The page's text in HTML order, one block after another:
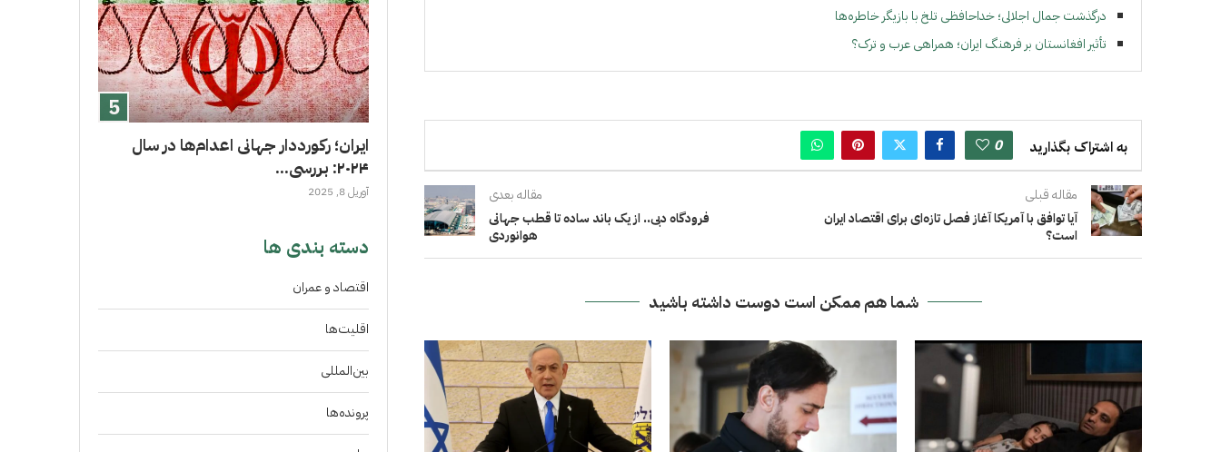
درگذشت جمال اجلالی؛ خداحافظی تلخ با بازیگر خاطره‌ها
تأثیر افغانستان بر فرهنگ ایران؛ همراهی عرب و ترک؟
به اشتراک بگذارید 0
مقاله قبلی
آیا توافق با آمریکا آغاز فصل تازه‌ای برای اقتصاد ایران
است؟
مقاله بعدی
فرودگاه دبی.. از یک باند ساده تا قطب جهانی
هوانوردی
شما هم ممکن است دوست داشته باشید
ایران؛ رکورددار جهانی اعدام‌ها در سال
۲۰۲۴: بررسی...
آوریل 8, 2025
دسته بندی ها
اقتصاد و عمران
اقلیت‌ها
بین‌المللی
پرونده‌ها